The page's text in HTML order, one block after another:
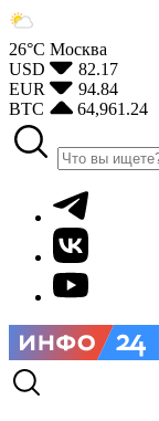
26°С Москва
USD
82.17
EUR
94.84
BTC
64,961.24